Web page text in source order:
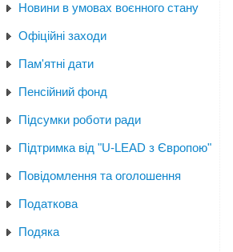
Новини в умовах воєнного стану
Офіційні заходи
Пам'ятні дати
Пенсійний фонд
Підсумки роботи ради
Підтримка від "U-LEAD з Європою"
Повідомлення та оголошення
Податкова
Подяка